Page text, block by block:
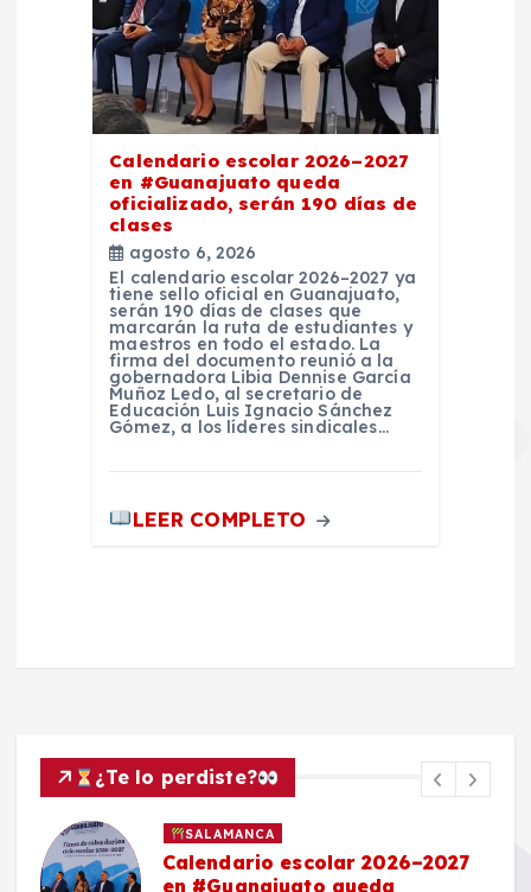
Calendario escolar 2026–2027
en #Guanajuato queda
oficializado, serán 190 días de
clases
agosto 6, 2026
El calendario escolar 2026–2027 ya
tiene sello oficial en Guanajuato,
serán 190 días de clases que
marcarán la ruta de estudiantes y
maestros en todo el estado. La
firma del documento reunió a la
gobernadora Libia Dennise García
Muñoz Ledo, al secretario de
Educación Luis Ignacio Sánchez
Gómez, a los líderes sindicales…
LEER COMPLETO
¿Te lo perdiste?
SALAMANCA
Calendario escolar 2026–2027
en #Guanajuato queda